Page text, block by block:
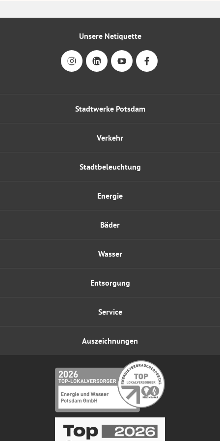
Stadtwerke Potsdam
Energie
Wasser
Verkehr
Bäder
Entsorgung
Stadtbeleuchtung
Service
Auszeichnungen
Unsere Netiquette